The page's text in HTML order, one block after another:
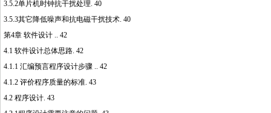
3.5.2单片机时钟抗干扰处理. 40
3.5.3其它降低噪声和抗电磁干扰技术. 40
第4章 软件设计 .. 42
4.1 软件设计总体思路. 42
4.1.1 汇编预言程序设计步骤 .. 42
4.1.2 评价程序质量的标准. 43
4.2 程序设计. 43